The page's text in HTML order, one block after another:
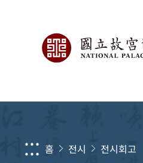
::: 홈 전시 전시회고